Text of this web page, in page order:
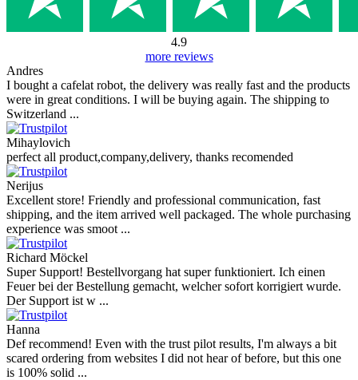
4.9
more reviews
Andres
I bought a cafelat robot, the delivery was really fast and the products
were in great conditions. I will be buying again. The shipping to
Switzerland ...
Mihaylovich
perfect all product,company,delivery, thanks recomended
Nerijus
Excellent store! Friendly and professional communication, fast
shipping, and the item arrived well packaged. The whole purchasing
experience was smoot ...
Richard Möckel
Super Support! Bestellvorgang hat super funktioniert. Ich einen
Feuer bei der Bestellung gemacht, welcher sofort korrigiert wurde.
Der Support ist w ...
Hanna
Def recommend! Even with the trust pilot results, I'm always a bit
scared ordering from websites I did not hear of before, but this one
is 100% solid ...